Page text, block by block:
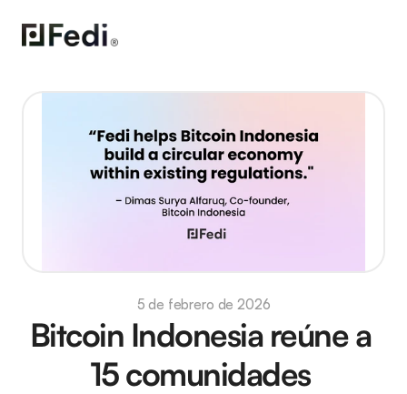
5 de febrero de 2026
Bitcoin Indonesia reúne a
15 comunidades